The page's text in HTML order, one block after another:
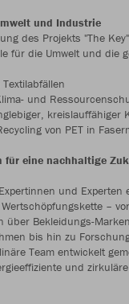
und Industrie
des Projekts "The
für die Umwelt und die
und
kreislauffähiger
von PET in
für eine nachhaltige
und Experten
–
über Bekleidungs-
bis hin zu
Team entwickelt
und